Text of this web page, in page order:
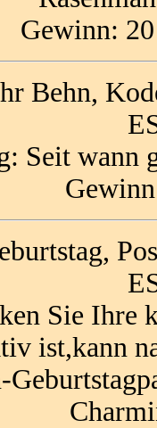
Gewinn:
Behn,
Seit wann
Sie Ihre
ist,kann